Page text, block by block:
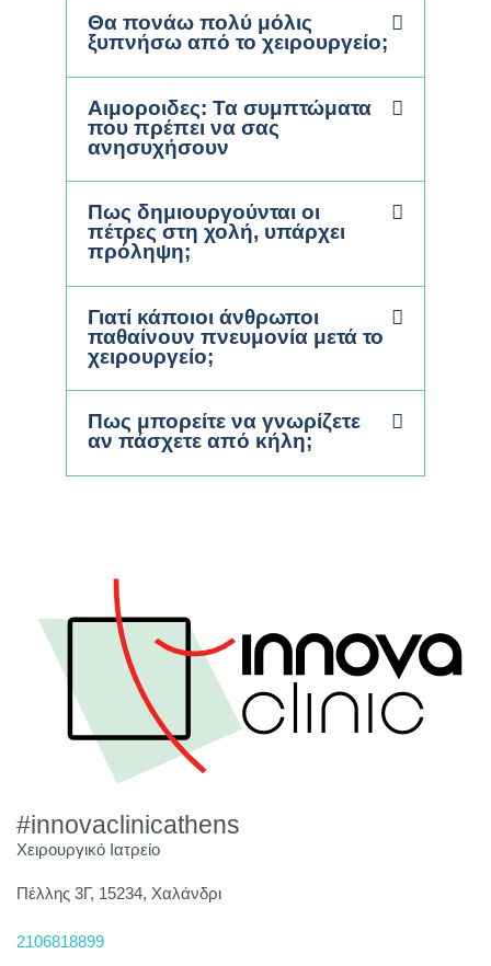
Θα πονάω πολύ μόλις
ξυπνήσω από το χειρουργείο;
Αιμοροιδες: Τα συμπτώματα
που πρέπει να σας
ανησυχήσουν
Πως δημιουργούνται οι
πέτρες στη χολή, υπάρχει
πρόληψη;
Γιατί κάποιοι άνθρωποι
παθαίνουν πνευμονία μετά το
χειρουργείο;
Πως μπορείτε να γνωρίζετε
αν πάσχετε από κήλη;
#innovaclinicathens
Χειρουργικό Ιατρείο
Πέλλης 3Γ, 15234, Χαλάνδρι
2106818899